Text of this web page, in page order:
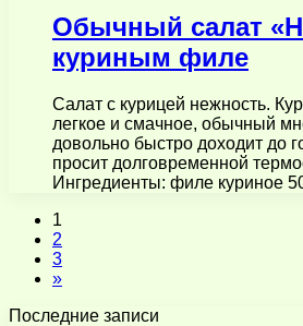
Обычный салат
куриным филе
Салат с курицей нежность.
легкое и смачное, обычный
довольно быстро доходит до
просит долговременной
Ингредиенты: филе куриное
1
2
3
»
Последние записи